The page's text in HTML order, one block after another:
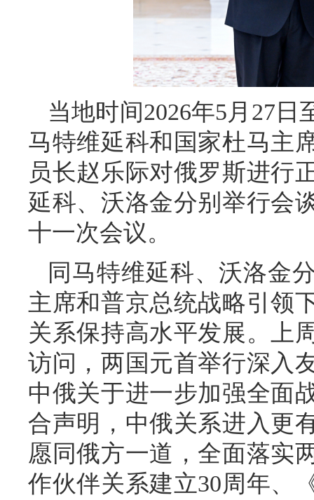
当地时间2026年5月27
马特维延科和国家杜马主
员长赵乐际对俄罗斯进行
延科、沃洛金分别举行会
十一次会议。
同马特维延科、沃洛金
主席和普京总统战略引领
关系保持高水平发展。上
访问，两国元首举行深入
中俄关于进一步加强全面
合声明，中俄关系进入更
愿同俄方一道，全面落实
作伙伴关系建立30周年、